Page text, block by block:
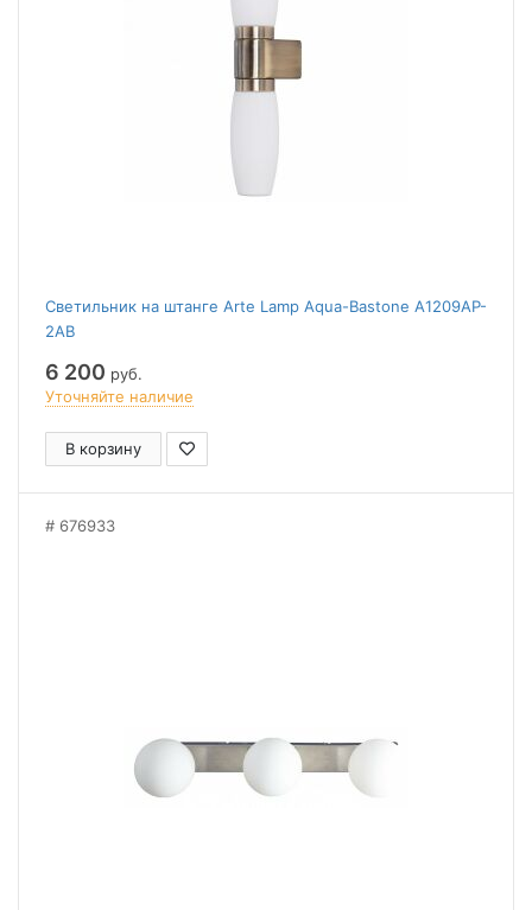
Светильник на штанге Arte Lamp Aqua-Bastone A1209AP-
2AB
6 200 руб.
Уточняйте наличие
В корзину
676933